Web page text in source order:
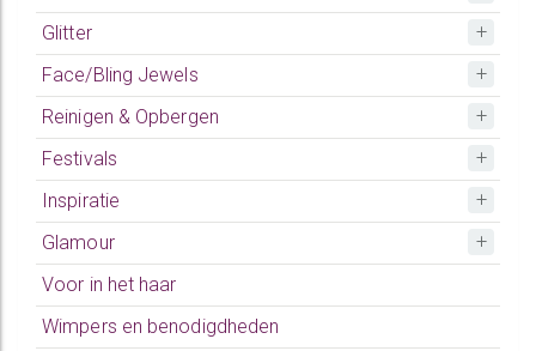
Glitter
Face/Bling Jewels
Reinigen & Opbergen
Festivals
Inspiratie
Glamour
Voor in het haar
Wimpers en benodigdheden